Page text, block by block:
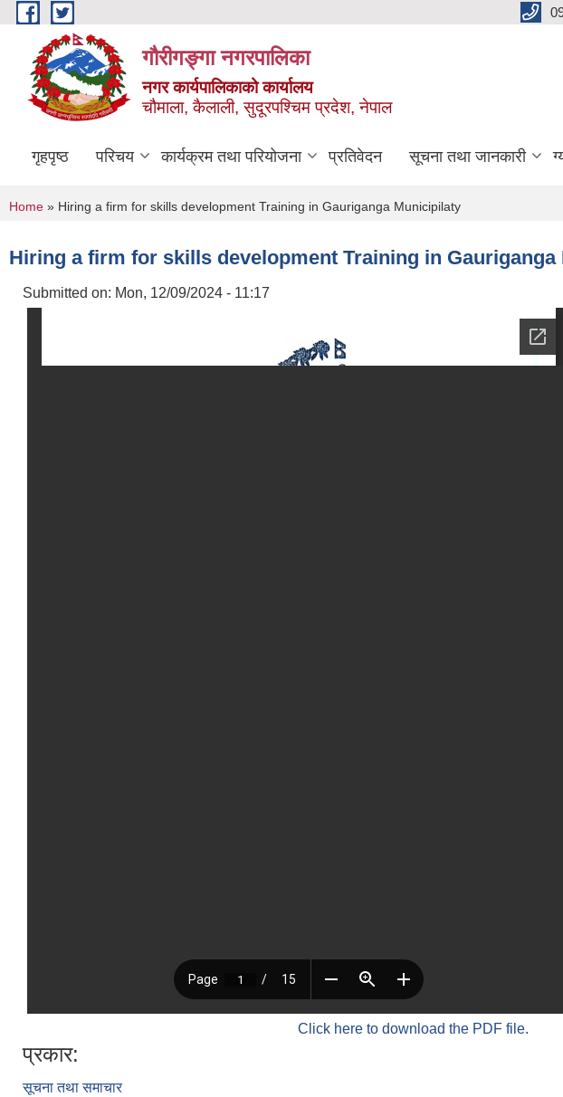
Skip to main content
गौरीगङ्गा नगरपालिका
नगर कार्यपालिकाको कार्यालय
चौमाला, कैलाली, सुदूरपश्चिम प्रदेश, नेपाल
गृहपृष्ठ परिचय कार्यक्रम तथा परियोजना प्रतिवेदन सूचना तथा जानकारी
You are here
Home » Hiring a firm for skills development Training in Gauriganga Municipilaty
Hiring a firm for skills development Training in
Submitted on: Mon, 12/09/2024 - 11:17
Click here to download the PDF file.
प्रकार:
सूचना तथा समाचार